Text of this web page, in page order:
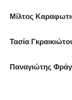
Μίλτος
Τασία
Παναγιώτης